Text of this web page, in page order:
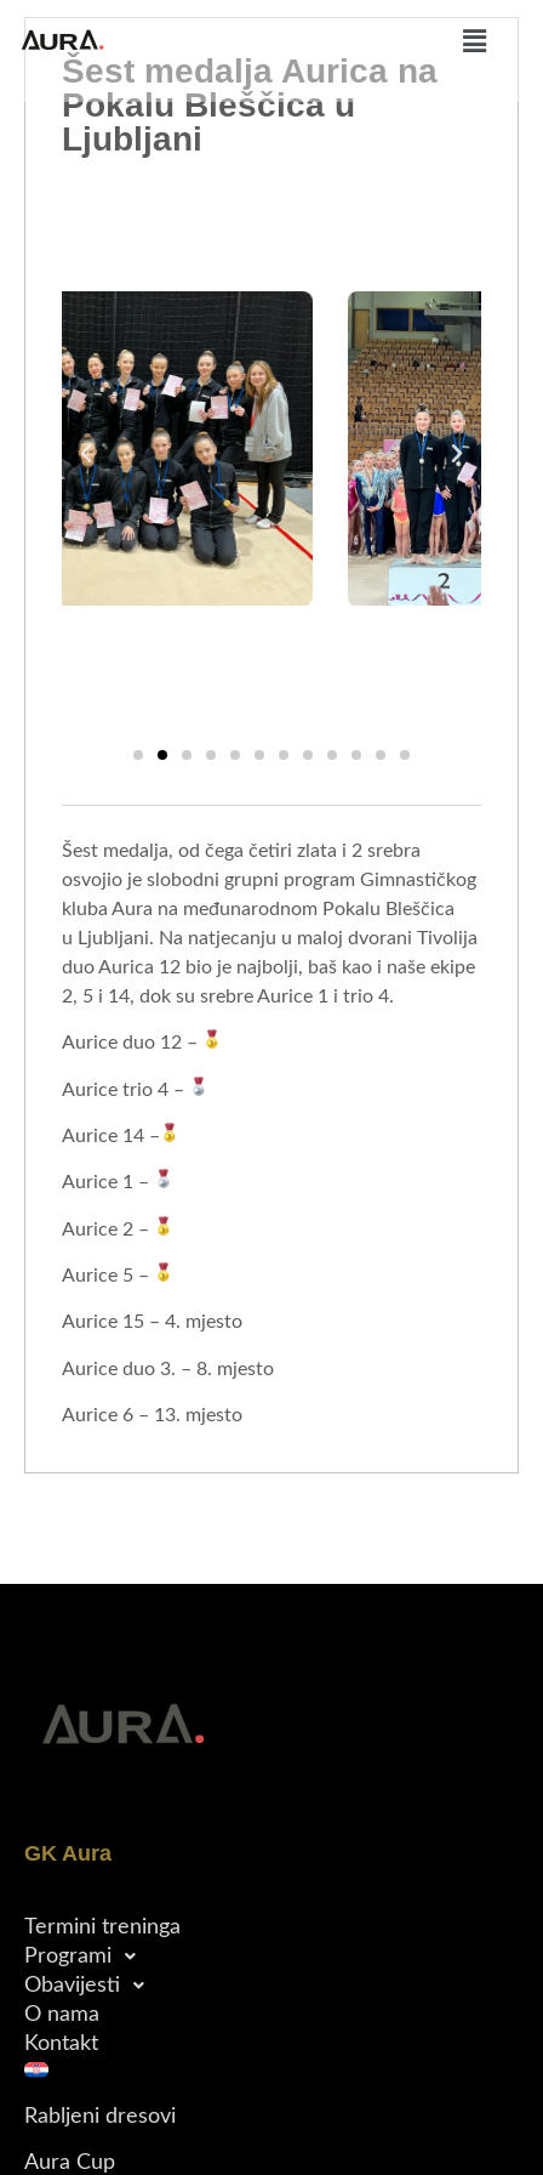
Šest medalja Aurica na
Pokalu Bleščica u
Ljubljani
Šest medalja, od čega četiri zlata i 2 srebra
osvojio je slobodni grupni program Gimnastičkog
kluba Aura na međunarodnom Pokalu Bleščica
u Ljubljani. Na natjecanju u maloj dvorani Tivolija
duo Aurica 12 bio je najbolji, baš kao i naše ekipe
2, 5 i 14, dok su srebre Aurice 1 i trio 4.
Aurice duo 12 –
Aurice trio 4 –
Aurice 14 –
Aurice 1 –
Aurice 2 –
Aurice 5 –
Aurice 15 – 4. mjesto
Aurice duo 3. – 8. mjesto
Aurice 6 – 13. mjesto
GK Aura
Termini treninga
Programi
Obavijesti
O nama
Kontakt
Rabljeni dresovi
Aura Cup